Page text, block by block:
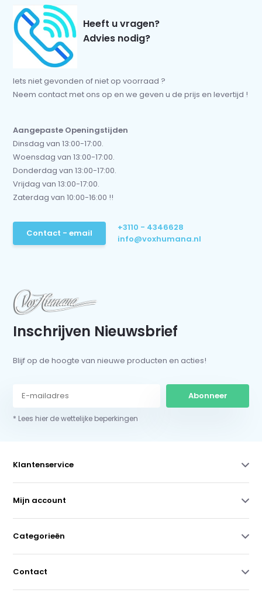
Heeft u vragen?
Advies nodig?
Iets niet gevonden of niet op voorraad ?
Neem contact met ons op en we geven u de prijs en levertijd !
Aangepaste Openingstijden
Dinsdag van 13:00-17:00.
Woensdag van 13:00-17:00.
Donderdag van 13:00-17:00.
Vrijdag van 13:00-17:00.
Zaterdag van 10:00-16:00 !!
Contact - email
+3110 - 4346628
info@voxhumana.nl
Inschrijven Nieuwsbrief
Blijf op de hoogte van nieuwe producten en acties!
Abonneer
* Lees hier de wettelijke beperkingen
Klantenservice
Mijn account
Categorieën
Contact